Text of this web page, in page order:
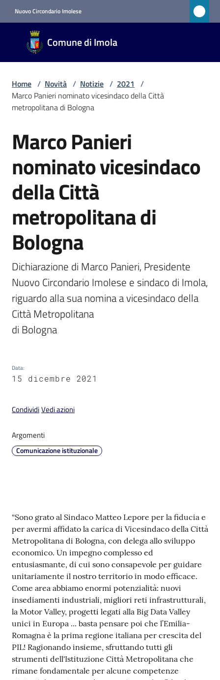
Nuovo Circondario Imolese
Comune di Imola
Comune
di Imola
RETE
Amministrazione
Novità
Menu selezionato
Imola
V
s
i
t
e
I
l
Argomenti
on-
line
Seguici
su
Home / Novità / Notizie / 2021 /
Marco Panieri nominato vicesindaco della Città
metropolitana di Bologna
Salta al contenuto
Marco Panieri
nominato vicesindaco
della Città
metropolitana di
Bologna
Dichiarazione di Marco Panieri, Presidente
Nuovo Circondario Imolese e sindaco di Imola,
riguardo alla sua nomina a vicesindaco della
Città Metropolitana
Data:
15 dicembre 2021
CondividiVedi azioni
Argomenti
Comunicazione istituzionale
Contenuto
“Sono grato al Sindaco Matteo Lepore per la fiducia e
per avermi affidato la carica di Vicesindaco della Città
Metropolitana di Bologna, con delega allo sviluppo
economico. Un impegno complesso ed
entusiasmante, di cui sono consapevole per guidare
unitariamente il nostro territorio in modo efficace.
Come area abbiamo enormi potenzialità: nuovi
insediamenti industriali, migliori reti infrastrutturali,
la Motor Valley, progetti legati alla Big Data Valley
unici in Europa ... basta pensare poi che l’Emilia-
Romagna è la prima regione italiana per crescita del
PIL! Ragionando insieme, sfruttando tutti gli
strumenti dell'Istituzione Città Metropolitana che
rimane fondamentale per alcune competenze